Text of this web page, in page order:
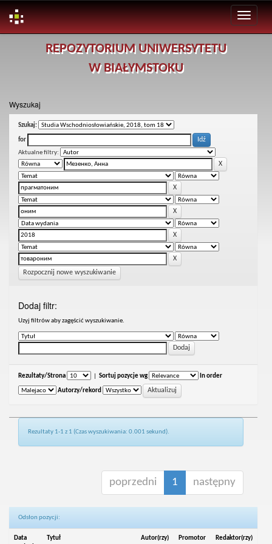
REPOZYTORIUM UNIWERSYTETU
W BIAŁYMSTOKU
Wyszukaj
Szukaj:
for
Aktualne filtry:
Rozpocznij nowe wyszukiwanie
Dodaj filtr:
Uzyj filtrów aby zagęścić wyszukiwanie.
Rezultaty/Strona Sortuj pozycje wg In order
Autorzy/rekord
Rezultaty 1-1 z 1 (Czas wyszukiwania: 0.001 sekund).
poprzedni 1 następny
Odsłon pozycji:
Data Tytuł Autor(rzy) Promotor Redaktor(rzy)